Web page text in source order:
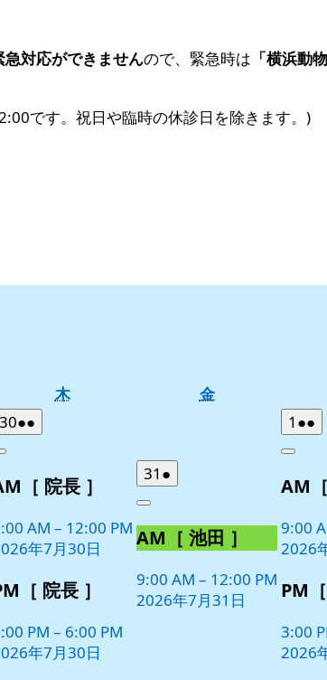
対応ができませんので、緊急時は 「横浜動
です。祝日や臨時の休診日を除きます。)
木木
金金
302026
年
月
日
●●
件
イ
ン
ト)
［ 院長 ］
AM – 12:00 PM
年7月30日
［ 院長 ］
PM – 6:00 PM
年7月30日
31 2026
年
月
31
日
●
件
イ
ン
ト)
Close
AM［ 池田 ］
9:00 AM – 12:00 PM
2026年7月31日
1 2026
年
月
日
●●
件
イ
Close
AM
9:00
2026
PM
3:00
2026